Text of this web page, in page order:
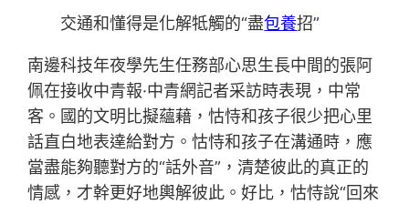
交通和懂得是化解牴觸的“盡包養招”
南邊科技年夜學先生任務部心思生長中間的張阿
佩在接收中青報·中青網記者采訪時表現，中常
客。國的文明比擬蘊藉，怙恃和孩子很少把心里
話直白地表達給對方。怙恃和孩子在溝通時，應
當盡能夠聽對方的“話外音”，清楚彼此的真正的
情感，才幹更好地輿解彼此。好比，怙恃說“回來